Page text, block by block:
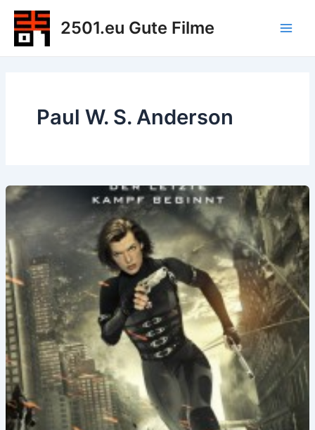
Zum
Inhalt
springen
2501.eu Gute Filme
Paul W. S. Anderson